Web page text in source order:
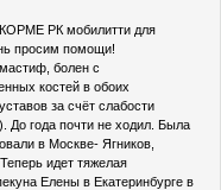
РК мобилитти для
просим помощи!
болен с
костей в обоих
за счёт слабости
До года почти не ходил. Была
в Москве- Ягников,
идет тяжелая
Елены в Екатеринбурге в